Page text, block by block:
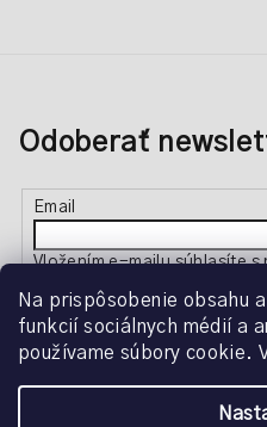
Na prispôsobenie obsahu
funkcií sociálnych médií a
používame súbory cookie.
Odoberať
Email
Vložením e-mailu súhlasíte s
osobných údajov
Prihlásiť sa